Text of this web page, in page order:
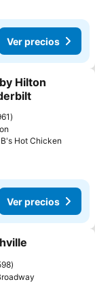
Ver precios
Hilton
Hot Chicken
Ver precios